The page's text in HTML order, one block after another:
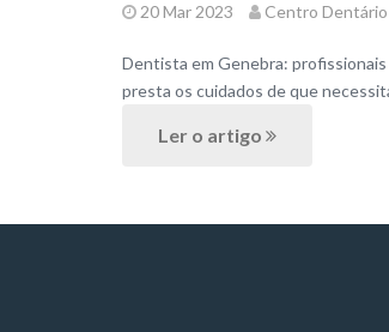
20 Mar 2023 Centro Dentário
Dentista em Genebra:
presta os cuidados de que
Ler o artigo